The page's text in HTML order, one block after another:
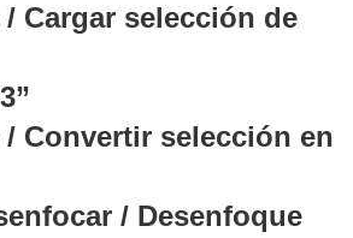
Cargar selección de
Convertir selección en
/ Desenfoque